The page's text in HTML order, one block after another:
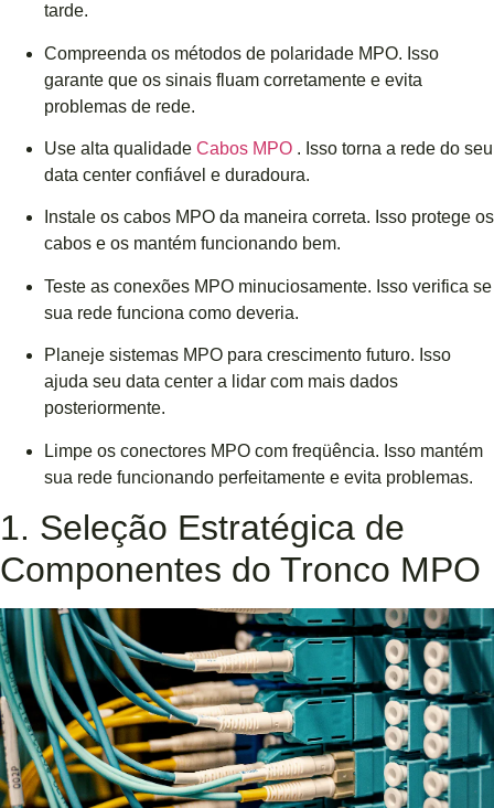
tarde.
Compreenda os métodos de polaridade MPO. Isso
garante que os sinais fluam corretamente e evita
problemas de rede.
Use alta qualidade Cabos MPO . Isso torna a rede do seu
data center confiável e duradoura.
Instale os cabos MPO da maneira correta. Isso protege os
cabos e os mantém funcionando bem.
Teste as conexões MPO minuciosamente. Isso verifica se
sua rede funciona como deveria.
Planeje sistemas MPO para crescimento futuro. Isso
ajuda seu data center a lidar com mais dados
posteriormente.
Limpe os conectores MPO com freqüência. Isso mantém
sua rede funcionando perfeitamente e evita problemas.
1. Seleção Estratégica de
Componentes do Tronco MPO